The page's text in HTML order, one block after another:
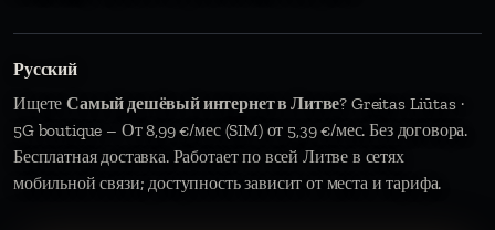
Русский
ИщетеСамый дешёвый интернет в Литве? Greitas Liūtas ·
5G boutique – От 8,99 €/мес (SIM) от 5,39 €/мес. Без договора.
Бесплатная доставка. Работает по всей Литве в сетях
мобильной связи; доступность зависит от места и тарифа.